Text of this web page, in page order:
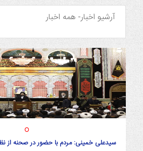
آرشیو اخبار-همه اخبار
سیدعلی خمینی: مردم با حضور در صحنه از